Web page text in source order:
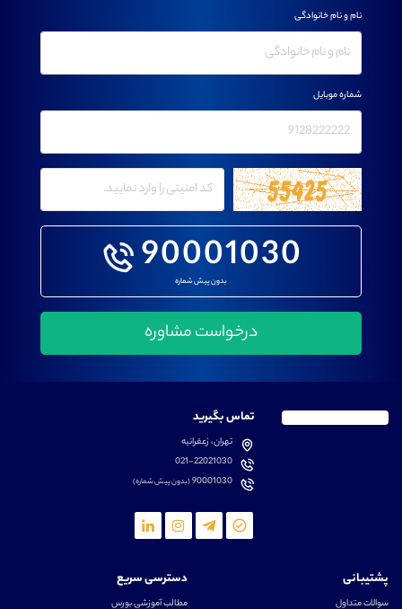
90001030
بدون پیش شماره
نام و نام خانوادگی
شماره موبایل
تماس بگیرید
تهران، زعفرانیه
021-22021030
90001030(بدون پیش شماره)
پشتیبانی
سوالات متداول
دسترسی سریع
مطالب آموزشی بورس